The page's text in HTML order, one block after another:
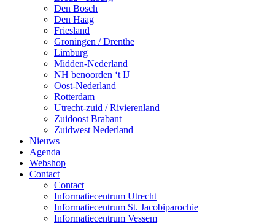
Den Bosch
Den Haag
Friesland
Groningen / Drenthe
Limburg
Midden-Nederland
NH benoorden ‘t IJ
Oost-Nederland
Rotterdam
Utrecht-zuid / Rivierenland
Zuidoost Brabant
Zuidwest Nederland
Nieuws
Agenda
Webshop
Contact
Contact
Informatiecentrum Utrecht
Informatiecentrum St. Jacobiparochie
Informatiecentrum Vessem